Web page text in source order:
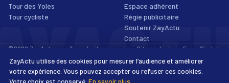
Tour des Yoles
Tour cycliste
Espace adhérent
Régie publicitaire
Soutenir ZayActu
Contact
©2026 ZayActu.org. Tous droits réservés. · Site réalisé par Enjoy Digital
Agency
Mentions légales
Confidentialité Cookies Accessibilité
ZayActu utilise des cookies pour mesurer l’audience et améliorer
votre expérience. Vous pouvez accepter ou refuser ces cookies.
Votre choix est conservé. En savoir plus